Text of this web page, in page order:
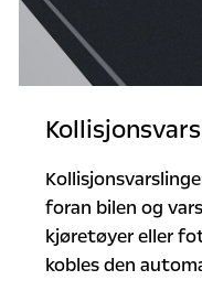
foran bilen og
kjøretøyer eller
kobles den